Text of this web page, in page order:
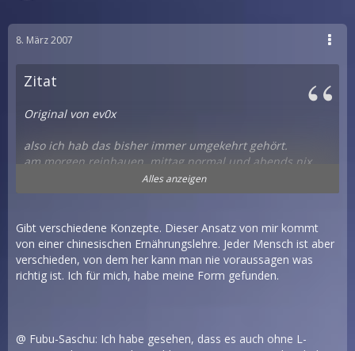
8. März 2007
Zitat
Original von ev0x
also ich hab das bisher immer umgekehrt gehört.
am morgen reinhauen, mittag normal und abends nix
Alles anzeigen
Gibt verschiedene Konzepte. Dieser Ansatz von mir kommt
von einer chinesischen Ernährungslehre. Jeder Mensch ist aber
verschieden, von dem her kann man nie voraussagen was
richtig ist. Ich für mich, habe meine Form gefunden.
@ Fubu-Saschu: Ich habe gesehen, dass es auch ohne L-